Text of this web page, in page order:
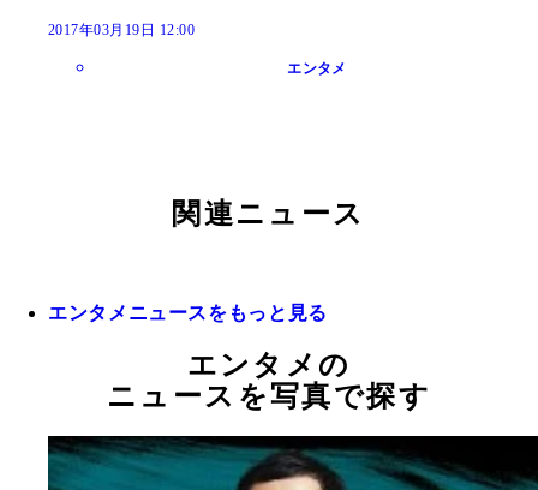
2017年03月19日 12:00
エンタメ
関連ニュース
エンタメニュースをもっと見る
エンタメの
ニュースを写真で探す